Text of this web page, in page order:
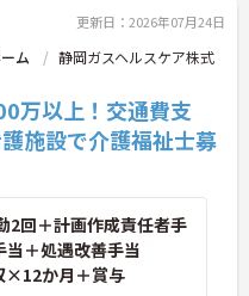
も充実してい
管理職への着
定年65歳・再
れており、ご
ではの安定基
。
できます 】
与とは別に支
頑張りが直接
度が公正に評
更新日：2026年07月24日
ム
静岡ガスヘルスケア株式
万以上！交通費支
施設で介護福祉士募
2回＋計画作成責任者手
当＋処遇改善手当
×12か月＋賞与